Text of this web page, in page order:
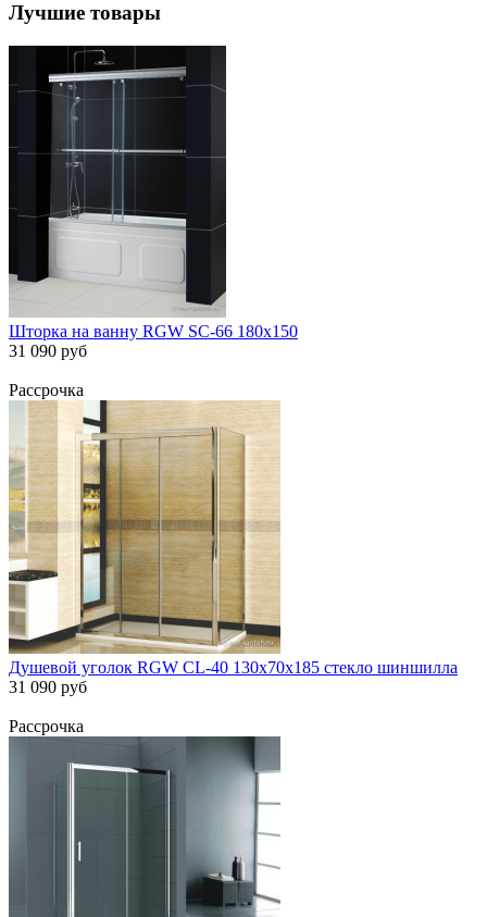
Лучшие товары
Шторка на ванну RGW SC-66 180х150
31 090 руб
Рассрочка
Душевой уголок RGW CL-40 130х70х185 стекло шиншилла
31 090 руб
Рассрочка